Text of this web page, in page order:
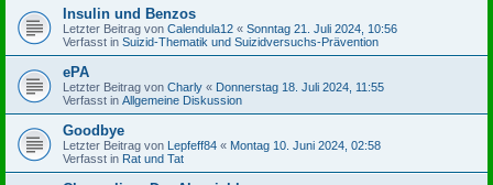
Insulin und Benzos
Letzter Beitrag von Calendula12 « Sonntag 21. Juli 2024, 10:56
Verfasst in Suizid-Thematik und Suizidversuchs-Prävention
ePA
Letzter Beitrag von Charly « Donnerstag 18. Juli 2024, 11:55
Verfasst in Allgemeine Diskussion
Goodbye
Letzter Beitrag von Lepfeff84 « Montag 10. Juni 2024, 02:58
Verfasst in Rat und Tat